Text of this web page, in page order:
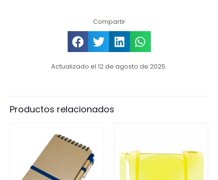
Compartir
Actualizado el 12 de agosto de 2025.
Productos relacionados